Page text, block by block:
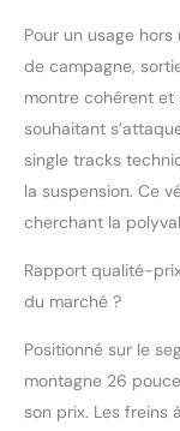
Pour un usage
de campagne,
montre cohérent et
souhaitant
single tracks
la suspension. Ce
cherchant la
Rapport qualité-
du marché ?
Positionné sur le
montagne 26
son prix. Les freins